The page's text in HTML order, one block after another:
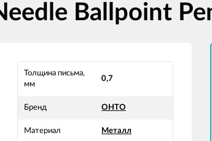
Ballpoint
Толщина письма,
мм
0,7
Бренд OHTO
Материал Металл